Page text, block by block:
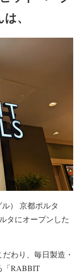
、
） 京都ポルタ
タにオープンした
わり、毎日製造・
「RABBIT